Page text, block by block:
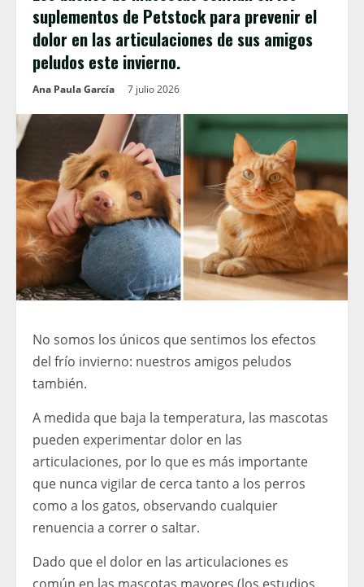
suplementos de Petstock para prevenir el
dolor en las articulaciones de sus amigos
peludos este invierno.
Ana Paula García 7 julio 2026
No somos los únicos que sentimos los efectos
del frío invierno: nuestros amigos peludos
también.
A medida que baja la temperatura, las mascotas
pueden experimentar dolor en las
articulaciones, por lo que es más importante
que nunca vigilar de cerca tanto a los perros
como a los gatos, observando cualquier
renuencia a correr o saltar.
Dado que el dolor en las articulaciones es